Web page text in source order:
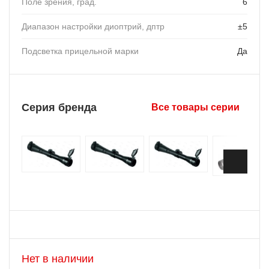
Диапазон настройки диоптрий, дптр ±5
Подсветка прицельной марки Да
Серия бренда Все товары серии
Нет в наличии